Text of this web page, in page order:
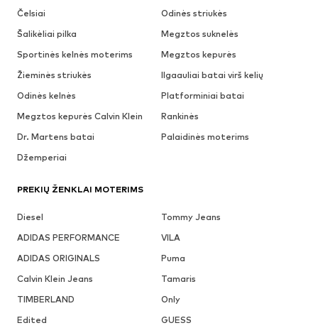
Čelsiai
Odinės striukės
Šalikėliai pilka
Megztos suknelės
Sportinės kelnės moterims
Megztos kepurės
Žieminės striukės
Ilgaauliai batai virš kelių
Odinės kelnės
Platforminiai batai
Megztos kepurės Calvin Klein
Rankinės
Dr. Martens batai
Palaidinės moterims
Džemperiai
PREKIŲ ŽENKLAI MOTERIMS
Diesel
Tommy Jeans
ADIDAS PERFORMANCE
VILA
ADIDAS ORIGINALS
Puma
Calvin Klein Jeans
Tamaris
TIMBERLAND
Only
Edited
GUESS